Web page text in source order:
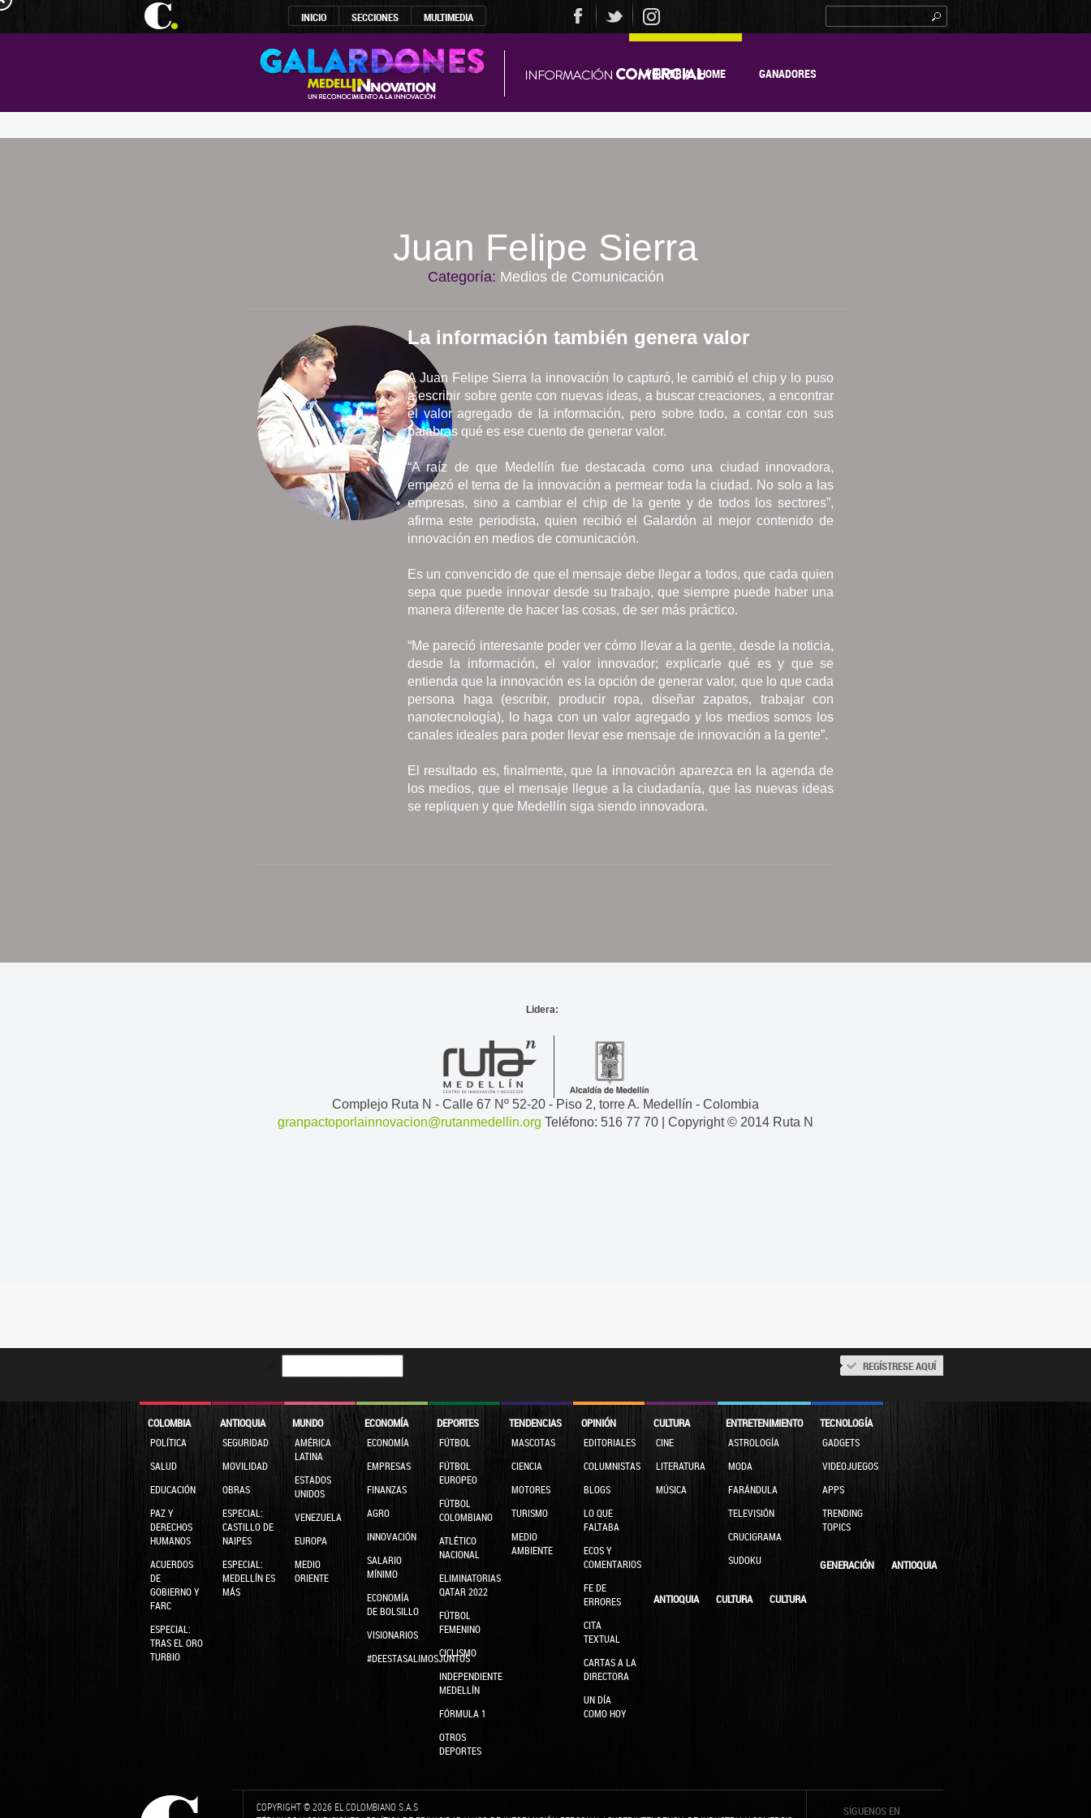
INICIO SECCIONES MULTIMEDIA
VOLVER AL HOME GANADORES
Juan Felipe Sierra
Categoría: Medios de Comunicación
La información también genera valor
A Juan Felipe Sierra la innovación lo capturó, le cambió el chip y lo puso
a escribir sobre gente con nuevas ideas, a buscar creaciones, a encontrar
el valor agregado de la información, pero sobre todo, a contar con sus
palabras qué es ese cuento de generar valor.
“A raíz de que Medellín fue destacada como una ciudad innovadora,
empezó el tema de la innovación a permear toda la ciudad. No solo a las
empresas, sino a cambiar el chip de la gente y de todos los sectores”,
afirma este periodista, quien recibió el Galardón al mejor contenido de
innovación en medios de comunicación.
Es un convencido de que el mensaje debe llegar a todos, que cada quien
sepa que puede innovar desde su trabajo, que siempre puede haber una
manera diferente de hacer las cosas, de ser más práctico.
“Me pareció interesante poder ver cómo llevar a la gente, desde la noticia,
desde la información, el valor innovador; explicarle qué es y que se
entienda que la innovación es la opción de generar valor, que lo que cada
persona haga (escribir, producir ropa, diseñar zapatos, trabajar con
nanotecnología), lo haga con un valor agregado y los medios somos los
canales ideales para poder llevar ese mensaje de innovación a la gente”.
El resultado es, finalmente, que la innovación aparezca en la agenda de
los medios, que el mensaje llegue a la ciudadanía, que las nuevas ideas
se repliquen y que Medellín siga siendo innovadora.
Lidera:
Complejo Ruta N - Calle 67 Nº 52-20 - Piso 2, torre A. Medellín - Colombia
granpactoporlainnovacion@rutanmedellin.org Teléfono: 516 77 70 | Copyright © 2014 Ruta N
REGÍSTRESE AQUÍ
COLOMBIA
POLÍTICA
SALUD
EDUCACIÓN
PAZ Y
DERECHOS
HUMANOS
ACUERDOS
DE
GOBIERNO Y
FARC
ESPECIAL:
TRAS EL ORO
TURBIO
ANTIOQUIA
SEGURIDAD
MOVILIDAD
OBRAS
ESPECIAL:
CASTILLO DE
NAIPES
ESPECIAL:
MEDELLÍN ES
MÁS
MUNDO
AMÉRICA
LATINA
ESTADOS
UNIDOS
VENEZUELA
EUROPA
MEDIO
ORIENTE
ECONOMÍA
ECONOMÍA
EMPRESAS
FINANZAS
AGRO
INNOVACIÓN
SALARIO
MÍNIMO
ECONOMÍA
DE BOLSILLO
VISIONARIOS
#DEESTASALIMOSJUNTOS
DEPORTES
FÚTBOL
FÚTBOL
EUROPEO
FÚTBOL
COLOMBIANO
ATLÉTICO
NACIONAL
ELIMINATORIAS
QATAR 2022
FÚTBOL
FEMENINO
CICLISMO
INDEPENDIENTE
MEDELLÍN
FÓRMULA 1
OTROS
DEPORTES
TENDENCIAS
MASCOTAS
CIENCIA
MOTORES
TURISMO
MEDIO
AMBIENTE
OPINIÓN
EDITORIALES
COLUMNISTAS
BLOGS
LO QUE
FALTABA
ECOS Y
COMENTARIOS
FE DE
ERRORES
CITA
TEXTUAL
CARTAS A LA
DIRECTORA
UN DÍA
COMO HOY
CULTURA
CINE
LITERATURA
MÚSICA
ENTRETENIMIENTO
ASTROLOGÍA
MODA
FARÁNDULA
TELEVISIÓN
CRUCIGRAMA
SUDOKU
TECNOLOGÍA
GADGETS
VIDEOJUEGOS
APPS
TRENDING
TOPICS
GENERACIÓN ANTIOQUIA
ANTIOQUIA CULTURA CULTURA
COPYRIGHT © 2026 EL COLOMBIANO S.A.S
SÍGUENOS EN